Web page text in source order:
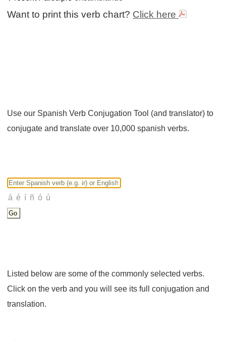
Want to print this verb chart? Click here
Use our Spanish Verb Conjugation Tool (and translator) to
conjugate and translate over 10,000 spanish verbs.
Listed below are some of the commonly selected verbs.
Click on the verb and you will see its full conjugation and
translation.